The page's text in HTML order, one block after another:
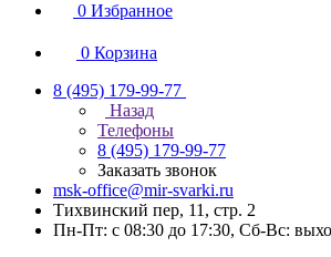
0 Избранное
0 Корзина
8 (495) 179-99-77
Назад
Телефоны
8 (495) 179-99-77
Заказать звонок
msk-office@mir-svarki.ru
Тихвинский пер, 11, стр. 2
Пн-Пт: с 08:30 до 17:30, Сб-Вс: